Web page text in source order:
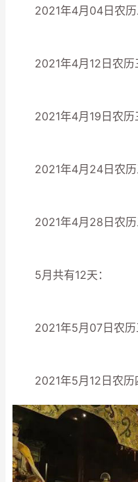
2021年4月04日农历
2021年4月12日农历
2021年4月19日农历
2021年4月24日农历
2021年4月28日农历
5月共有12天：
2021年5月07日农历
2021年5月12日农历